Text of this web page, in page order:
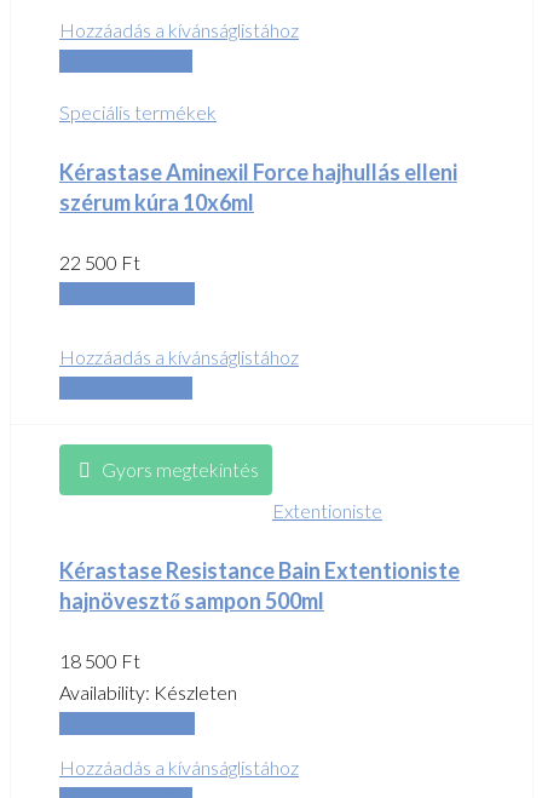
Hozzáadás a kívánságlistához
Speciális termékek
Kérastase Aminexil Force hajhullás elleni
szérum kúra 10x6ml
22 500 Ft
Hozzáadás a kívánságlistához
Gyors megtekintés
Extentioniste
Kérastase Resistance Bain Extentioniste
hajnövesztő sampon 500ml
18 500 Ft
Availability: Készleten
Hozzáadás a kívánságlistához